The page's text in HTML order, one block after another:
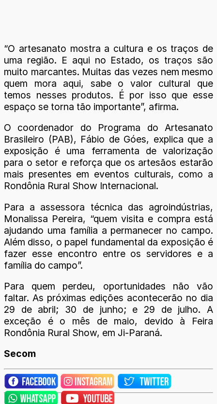
“O artesanato mostra a cultura e os traços de
uma região. E aqui no Estado, os traços são
muito marcantes. Muitas das vezes nem mesmo
quem mora aqui, sabe o valor cultural que
temos nesses produtos. É por isso que esse
espaço se torna tão importante”, afirma.
O coordenador do Programa do Artesanato
Brasileiro (PAB), Fábio de Góes, explica que a
exposição é uma ferramenta de valorização
para o setor e reforça que os artesãos estarão
mais presentes em eventos culturais, como a
Rondônia Rural Show Internacional.
Para a assessora técnica das agroindústrias,
Monalissa Pereira, “quem visita e compra está
ajudando uma família a permanecer no campo.
Além disso, o papel fundamental da exposição é
fazer esse encontro entre os servidores e a
família do campo”.
Para quem perdeu, oportunidades não vão
faltar. As próximas edições acontecerão no dia
29 de abril; 30 de junho; e 29 de julho. A
exceção é o mês de maio, devido à Feira
Rondônia Rural Show, em Ji-Paraná.
Secom